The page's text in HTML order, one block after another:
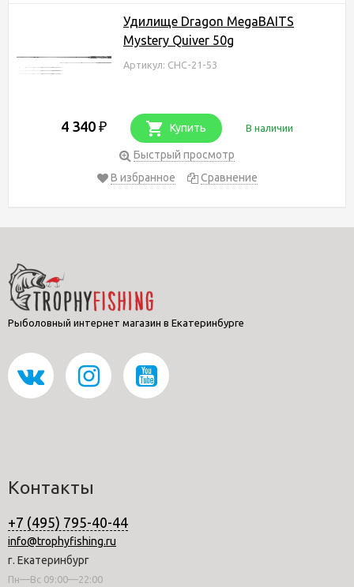
Удилище Dragon MegaBAITS
Mystery Quiver 50g
Артикул: CHC-21-53
4 340 ₽ Купить В наличии
Быстрый просмотр
В избранное
Сравнение
Рыболовный интернет магазин в Екатеринбурге
Контакты
+7 (495) 795-40-44
info@trophyfishing.ru
г. Екатеринбург
Пн—Вс 09:00—22:00